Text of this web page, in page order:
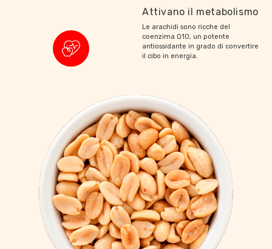
Attivano il metabolismo
Le arachidi sono ricche del
coenzima Q10, un potente
antiossidante in grado di convertire
il cibo in energia.